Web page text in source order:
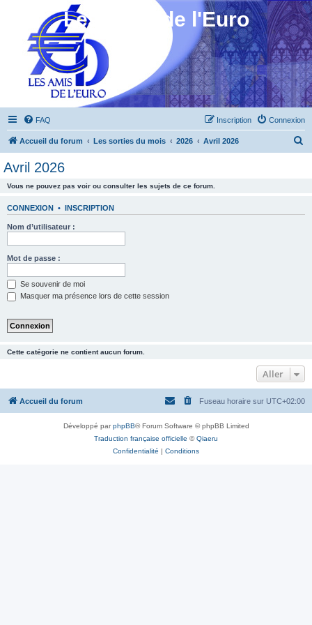
Les Amis de l'Euro
FAQ Connexion
Inscription
Accueil du forum Les sorties du mois 2026 Avril 2026
Avril 2026
Vous ne pouvez pas voir ou consulter les sujets de ce forum.
CONNEXION • INSCRIPTION
Nom d’utilisateur :
Mot de passe :
Se souvenir de moi
Masquer ma présence lors de cette session
Cette catégorie ne contient aucun forum.
Aller
Accueil du forum Fuseau horaire sur UTC+02:00
Développé parphpBB® Forum Software © phpBB Limited
Traduction française officielle ©Qiaeru
Confidentialité | Conditions